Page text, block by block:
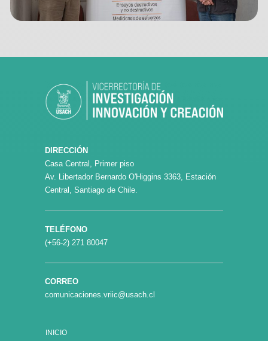
DIRECCIÓN
Casa Central, Primer piso
Av. Libertador Bernardo O'Higgins 3363, Estación
Central, Santiago de Chile.
TELÉFONO
(+56-2) 271 80047
CORREO
comunicaciones.vriic@usach.cl
INICIO